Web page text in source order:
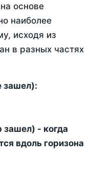
основе
наиболее
исходя из
в разных частях
зашел):
зашел) - когда
вдоль горизона